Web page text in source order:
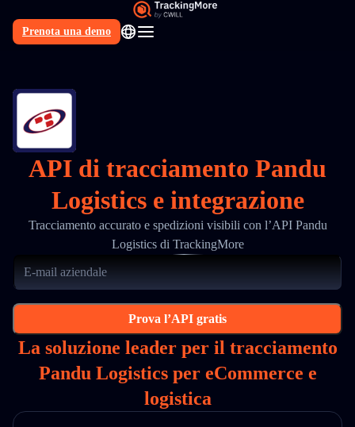
Prenota una demo
IT
API di tracciamento Pandu
Logistics e integrazione
Tracciamento accurato e spedizioni visibili con l’API Pandu
Logistics di TrackingMore
Prova l’API gratis
La soluzione leader per il tracciamento
Pandu Logistics per eCommerce e
logistica